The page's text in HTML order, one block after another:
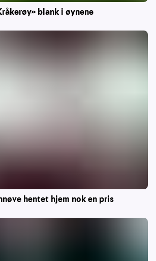
blank i øynene
hentet hjem nok en pris